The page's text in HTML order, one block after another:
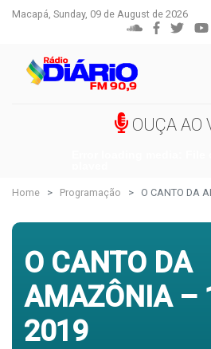
Macapá, Sunday, 09 de August de 2026
OUÇA AO
Home Programação O CANTO DA
O CANTO DA
AMAZÔNIA –
2019